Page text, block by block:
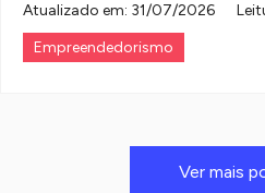
Atualizado em: 31/07/2026
Empreendedorismo
Ver mais